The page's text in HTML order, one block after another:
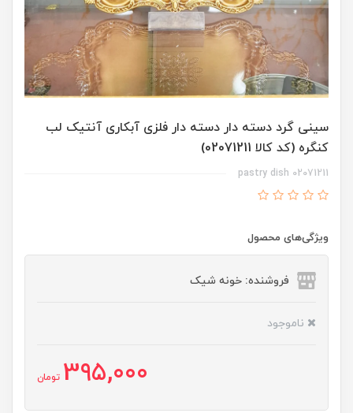
سینی گرد دسته دار دسته دار فلزی آبکاری آنتیک لب
کنگره (کد کالا 02071211)
pastry dish 02071211
ویژگی‌های محصول
فروشنده: خونه شیک
ناموجود
395,000 تومان